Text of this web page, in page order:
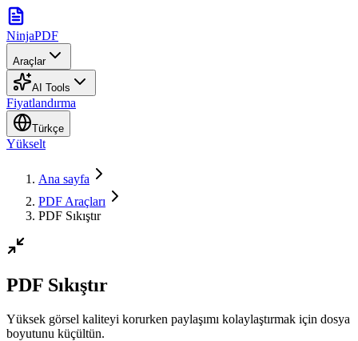
NinjaPDF
Araçlar
AI Tools
Fiyatlandırma
Türkçe
Yükselt
Ana sayfa
PDF Araçları
PDF Sıkıştır
PDF Sıkıştır
Yüksek görsel kaliteyi korurken paylaşımı kolaylaştırmak için dosya
boyutunu küçültün.